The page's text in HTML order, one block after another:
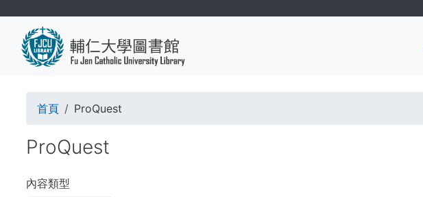
導
連
結
首頁 ProQuest
ProQuest
內容類型